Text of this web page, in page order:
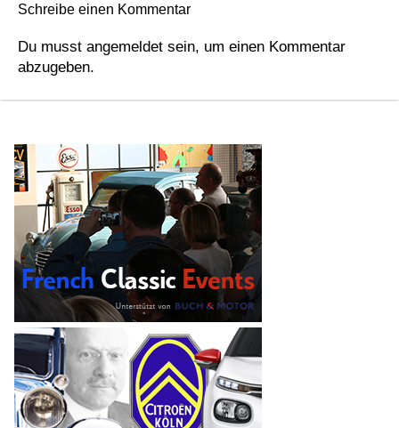
Schreibe einen Kommentar
Du musst angemeldet sein, um einen Kommentar
abzugeben.